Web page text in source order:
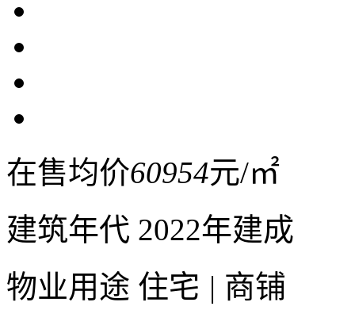
在售均价60954元/㎡
建筑年代 2022年建成
物业用途 住宅 | 商铺